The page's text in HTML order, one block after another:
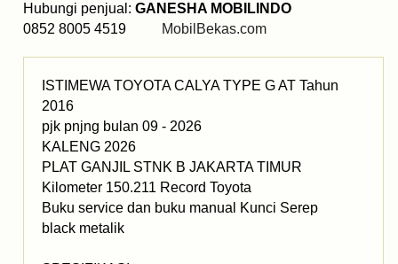
Hubungi penjual: GANESHA MOBILINDO
0852 8005 4519
MobilBekas.com
ISTIMEWA TOYOTA CALYA TYPE G AT Tahun
2016
pjk pnjng bulan 09 - 2026
KALENG 2026
PLAT GANJIL STNK B JAKARTA TIMUR
Kilometer 150.211 Record Toyota
Buku service dan buku manual Kunci Serep
black metalik